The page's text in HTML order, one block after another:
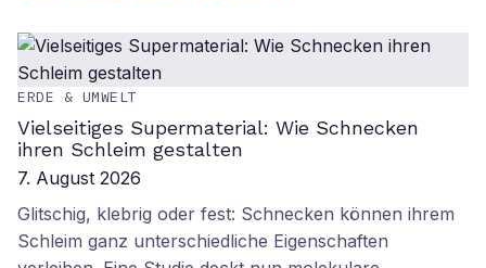
ERDE & UMWELT
Vielseitiges Supermaterial: Wie Schnecken
ihren Schleim gestalten
7. August 2026
Glitschig, klebrig oder fest: Schnecken können ihrem
Schleim ganz unterschiedliche Eigenschaften